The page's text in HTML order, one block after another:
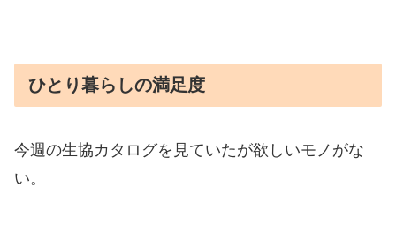
ひとり暮らしの満足度
今週の生協カタログを見ていたが欲しいモノがな
い。